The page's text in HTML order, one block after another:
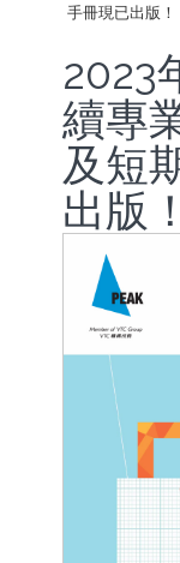
You
手冊現已出版！
2023
續專
及短
出版！